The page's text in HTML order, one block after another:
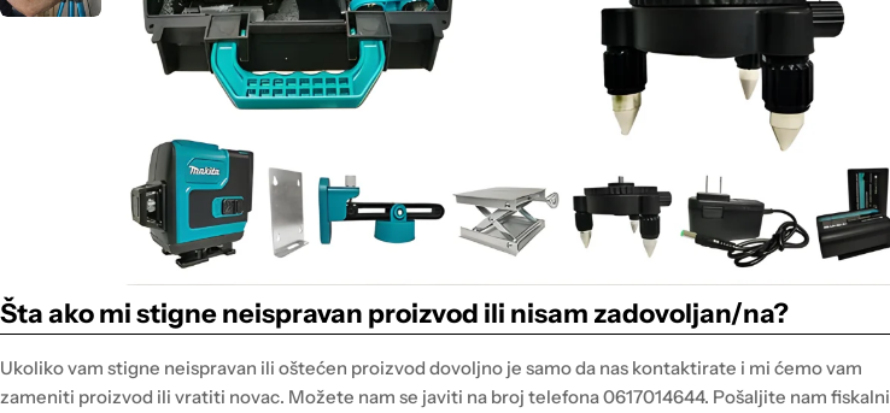
Šta ako mi stigne neispravan proizvod ili nisam zadovoljan/na?
Ukoliko vam stigne neispravan ili oštećen proizvod dovoljno je samo da nas kontaktirate i mi ćemo vam
zameniti proizvod ili vratiti novac. Možete nam se javiti na broj telefona 0617014644. Pošaljite nam fiskalni